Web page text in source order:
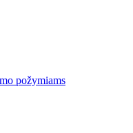
požymiams